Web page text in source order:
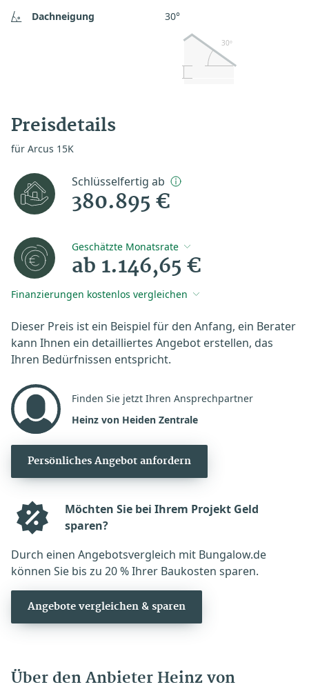
Dachneigung
30°
30º
Preisdetails
für Arcus 15K
Schlüsselfertig ab
380.895 €
Geschätzte Monatsrate
ab 1.146,65 €
Finanzierungen kostenlos vergleichen
Dieser Preis ist ein Beispiel für den Anfang, ein Berater
kann Ihnen ein detailliertes Angebot erstellen, das
Ihren Bedürfnissen entspricht.
Finden Sie jetzt Ihren Ansprechpartner
Heinz von Heiden Zentrale
Persönliches Angebot anfordern
Möchten Sie bei Ihrem Projekt Geld
sparen?
Durch einen Angebotsvergleich mit Bungalow.de
können Sie bis zu 20 % Ihrer Baukosten sparen.
Angebote vergleichen & sparen
Über den Anbieter Heinz von